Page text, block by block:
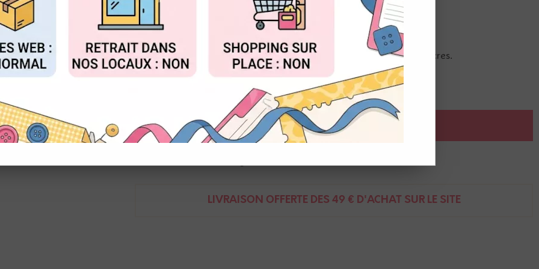
Réf. :NMMB002
Nelly
Brosse de poils très souples et serrés pour un travail régulier des encres.
8 mm
AJOUTER AU PANIER
LIVRAISON OFFERTE DÈS 49 € D'ACHAT SUR LE SITE
ACCEPTER TOUT